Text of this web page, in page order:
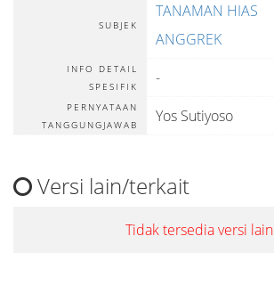
SUBJEK
TANAMAN HIAS
ANGGREK
INFO DETAIL
SPESIFIK
-
PERNYATAAN
TANGGUNGJAWAB
Yos Sutiyoso
Versi lain/terkait
Tidak tersedia versi lain